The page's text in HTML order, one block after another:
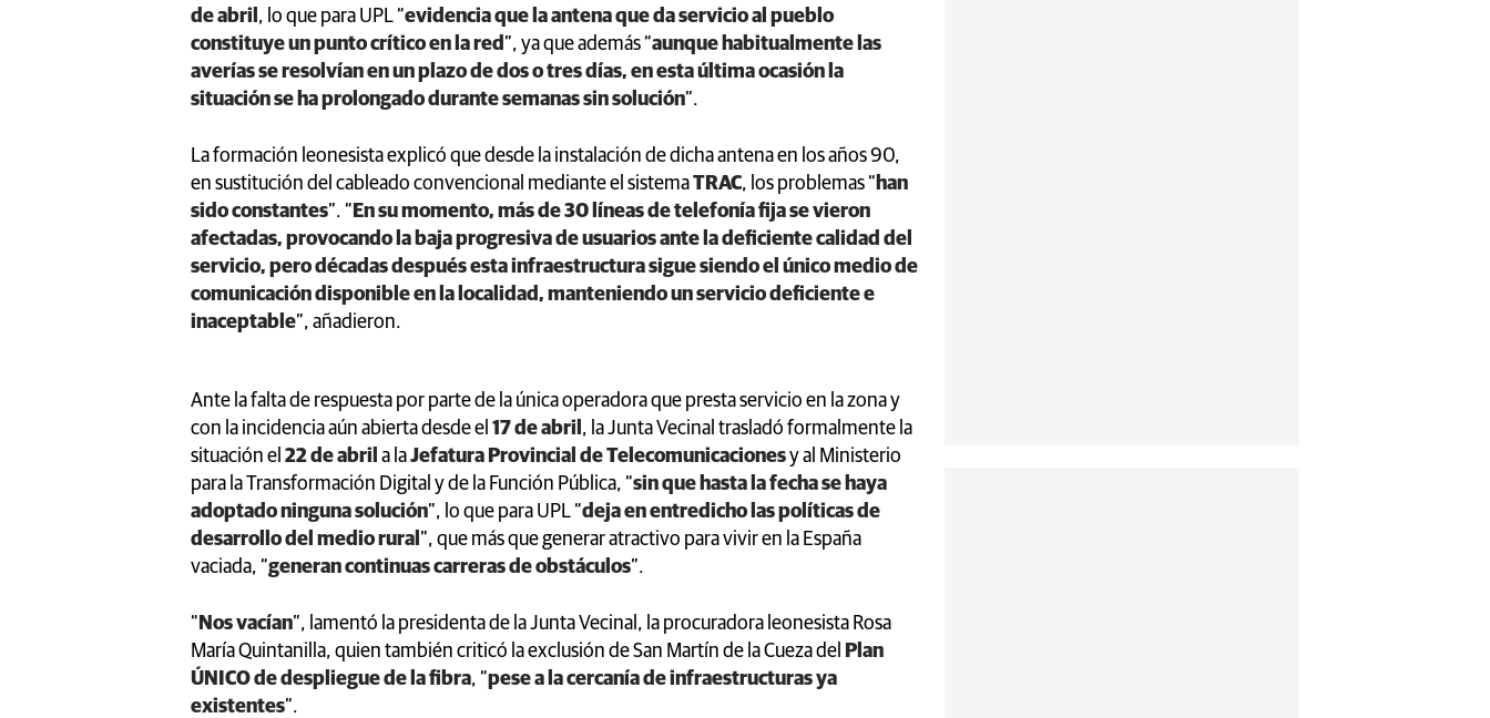
de abril , lo que para UPL “evidencia que la antena que da servicio al pueblo
constituye un punto crítico en la red ”, ya que además “aunque habitualmente las
averías se resolvían en un plazo de dos o tres días, en esta última ocasión la
situación se ha prolongado durante semanas sin solución”.
La formación leonesista explicó que desde la instalación de dicha antena en los años 90,
en sustitución del cableado convencional mediante el sistemaTRAC, los problemas “ han
sido constantes”. “ En su momento, más de 30 líneas de telefonía fija se vieron
afectadas, provocando la baja progresiva de usuarios ante la deficiente calidad del
servicio, pero décadas después esta infraestructura sigue siendo el único medio de
comunicación disponible en la localidad, manteniendo un servicio deficiente e
inaceptable”, añadieron.
Ante la falta de respuesta por parte de la única operadora que presta servicio en la zona y
con la incidencia aún abierta desde el 17 de abril , la Junta Vecinal trasladó formalmente la
situación el 22 de abril a laJefatura Provincial de Telecomunicacionesy al Ministerio
para la Transformación Digital y de la Función Pública, “sin que hasta la fecha se haya
adoptado ninguna solución”, lo que para UPL “deja en entredicho las políticas de
desarrollo del medio rural ”, que más que generar atractivo para vivir en la España
vaciada, “generan continuas carreras de obstáculos”.
“ Nos vacían”, lamentó la presidenta de la Junta Vecinal, la procuradora leonesista Rosa
María Quintanilla, quien también criticó la exclusión de San Martín de la Cueza del
Plan
ÚNICO de despliegue de la fibra, “pese a la cercanía de infraestructuras ya
existentes”.